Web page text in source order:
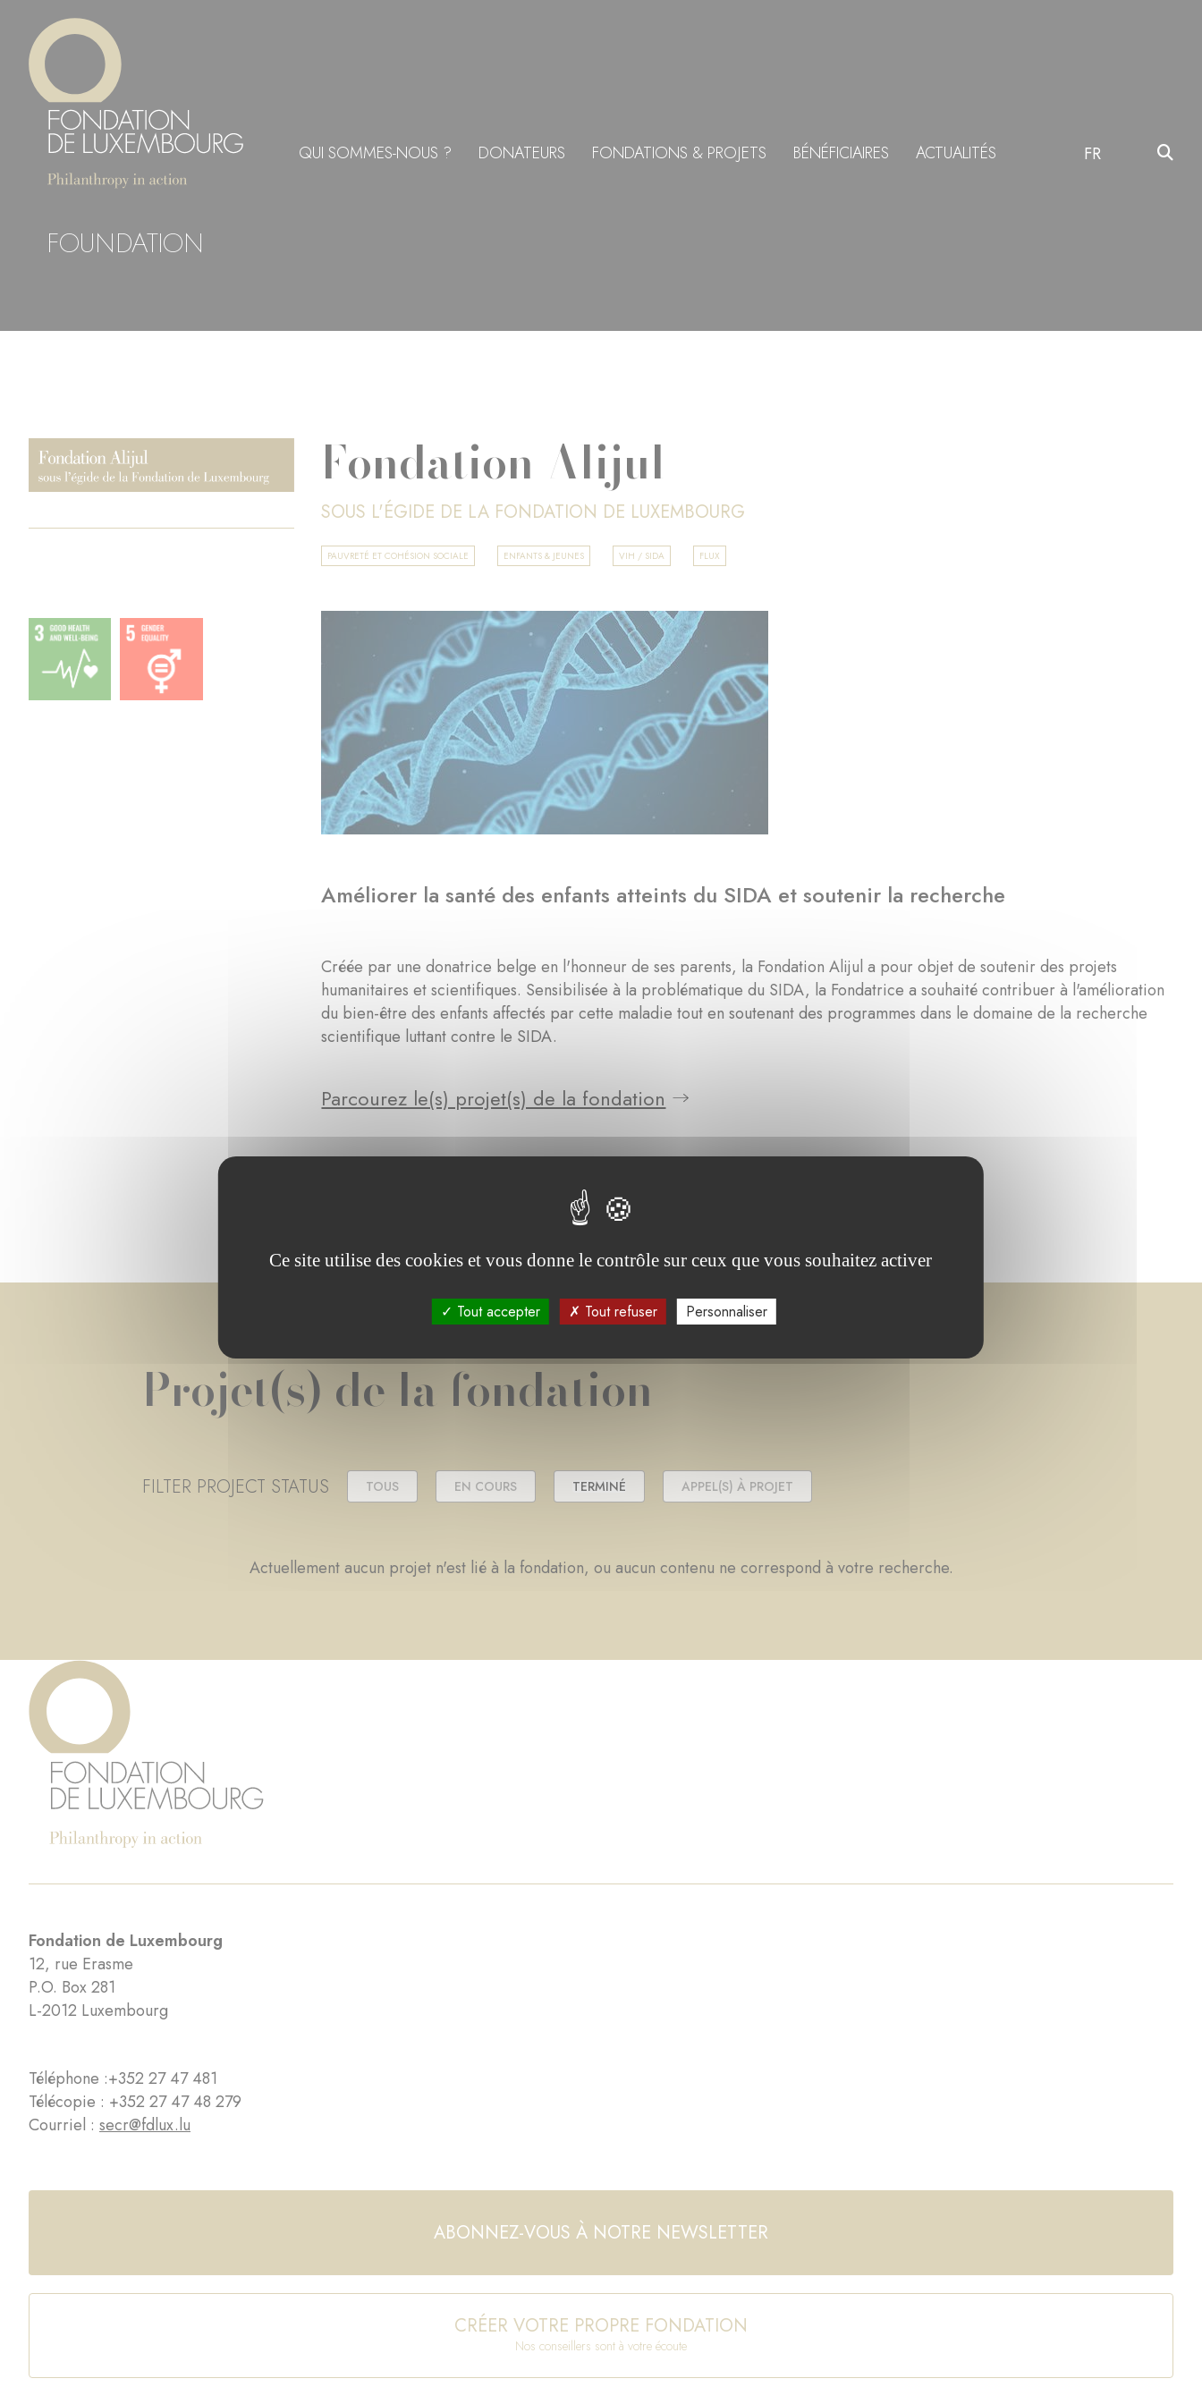
contenu
principal
QUI SOMMES-NOUS ? DONATEURS FONDATIONS & PROJETS BÉNÉFICIAIRES ACTUALITÉS FR
FOUNDATION
Fondation Alijul
SOUS L'ÉGIDE DE LA FONDATION DE LUXEMBOURG
PAUVRETÉ ET COHÉSION SOCIALE ENFANTS & JEUNES VIH / SIDA FLUX
Améliorer la santé des enfants atteints du SIDA et soutenir la recherche
Créée par une donatrice belge en l'honneur de ses parents, la Fondation Alijul a pour objet de soutenir des projets
humanitaires et scientifiques. Sensibilisée à la problématique du SIDA, la Fondatrice a souhaité contribuer à l'amélioration
du bien-être des enfants affectés par cette maladie tout en soutenant des programmes dans le domaine de la recherche
scientifique luttant contre le SIDA.
Parcourez le(s) projet(s) de la fondation
Projet(s) de la fondation
FILTER PROJECT STATUS TOUS EN COURS TERMINÉ APPEL(S) À PROJET
Actuellement aucun projet n'est lié à la fondation, ou aucun contenu ne correspond à votre recherche.
Fondation de Luxembourg
12, rue Erasme
P.O. Box 281
L-2012 Luxembourg
Téléphone :+352 27 47 481
Télécopie : +352 27 47 48 279
Courriel : secr@fdlux.lu
ABONNEZ-VOUS À NOTRE NEWSLETTER
CRÉER VOTRE PROPRE FONDATION
Nos conseillers sont à votre écoute
Ce site utilise des cookies et vous donne le contrôle sur ceux que vous souhaitez activer
Tout accepter Tout refuser Personnaliser